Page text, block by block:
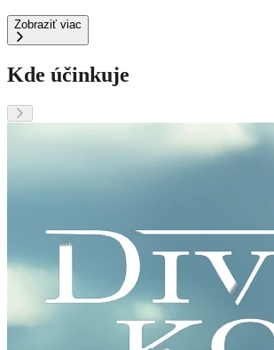
Zobraziť viac
Kde účinkuje